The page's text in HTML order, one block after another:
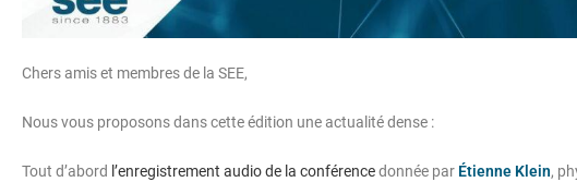
Chers amis et membres de la SEE,
Nous vous proposons dans cette édition une actualité dense :
Tout d’abord l’enregistrement audio de la conférencedonnée par Étienne Klein,